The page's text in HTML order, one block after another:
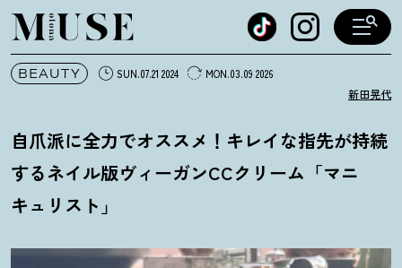
オトナミューズ ウェブ
BEAUTY SUN.07.21 2024 MON.03.09 2026
新田晃代
自爪派に全力でオススメ ！ キレイな指先が持続
するネイル版ヴィーガンCCクリーム「マニ
キュリスト」